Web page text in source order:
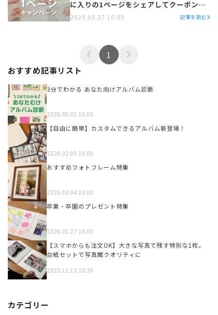
に入りの1ページをシェアしてクーポンを
ゲットしよう✨
2025.02.27 10:00 記事を読む
1
おすすめ記事リスト
3分でわかる あなた向けアルバム診断
2026.05.01 10:00
【自由に簡単】カスタムできるアルバム新登場！
2026.02.05 18:00
おすすめフォトフレーム特集
2026.02.04 18:00
卒業・卒園のプレゼント特集
2026.01.27 18:00
【スマホからも注文OK】大きな写真で残す特別な1枚。
台紙セットで写真館クオリティに
2025.11.13 10:30
カテゴリー